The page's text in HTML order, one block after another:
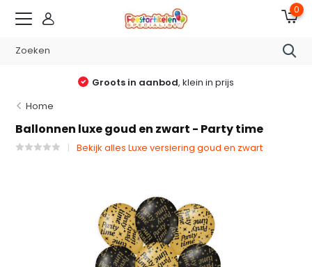
0
Groots in aanbod, klein in prijs
Home
Ballonnen luxe goud en zwart - Party time
Bekijk alles Luxe versiering goud en zwart